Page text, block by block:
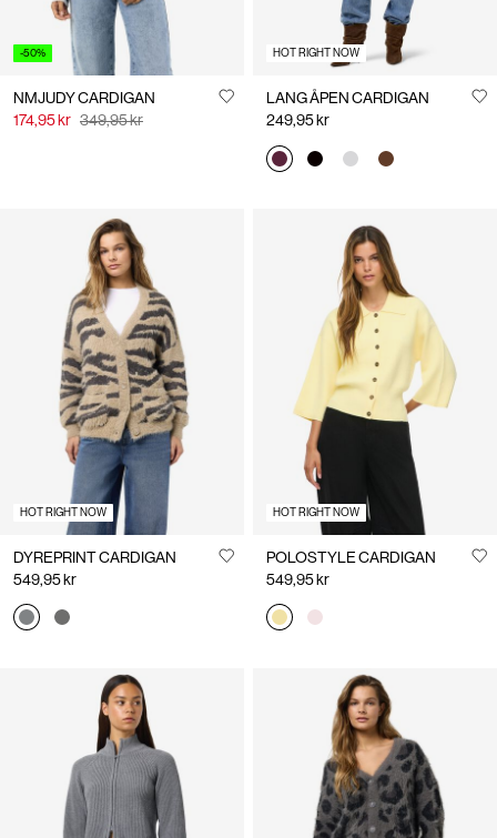
-50%
NMJUDY CARDIGAN
174,95 kr 349,95 kr
HOT RIGHT NOW
LANG ÅPEN CARDIGAN
249,95 kr
HOT RIGHT NOW
DYREPRINT CARDIGAN
549,95 kr
HOT RIGHT NOW
POLOSTYLE CARDIGAN
549,95 kr